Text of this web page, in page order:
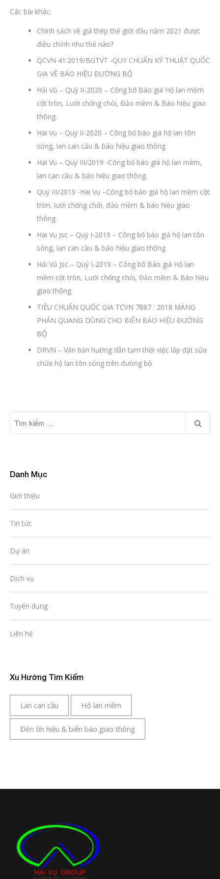
Các bài khác:
Chính sách về giá thép thế giới đầu năm 2021 được
điều chỉnh như thế nào?
QCVN 41:2019/BGTVT -QUY CHUẨN KỸ THUẬT QUỐC
GIA VỀ BÁO HIỆU ĐƯỜNG BỘ
Hải Vũ – Quý II-2020 – Công bố Báo giá Hộ lan mềm
cột tròn, Lưới chống chói, Đảo mềm & Báo hiệu giao
thông.
Hai Vu – Quý II-2020 – Công bố báo giá hộ lan tôn
sóng, lan can cầu & báo hiệu giao thông
Hai Vu – Quý III/2019 -Công bố báo giá hộ lan mềm,
lan can cầu & báo hiệu giao thông.
Quý III/2019 -Hai Vu –Công bố báo giá hộ lan mềm cột
tròn, lưới chống chói, đảo mềm & báo hiệu giao
thông.
Hai Vu Jsc – Quý I-2019 – Công bố báo giá hộ lan tôn
sóng, lan can cầu & báo hiệu giao thông
Hải Vũ Jsc – Quý I-2019 – Công bố Báo giá Hộ lan
mềm cột tròn, Lưới chống chói, Đảo mềm & Báo hiệu
giao thông
TIÊU CHUẨN QUỐC GIA TCVN 7887 : 2018 MÀNG
PHẢN QUANG DÙNG CHO BIỂN BÁO HIỆU ĐƯỜNG
BỘ
DRVN – Văn bản hướng dẫn tạm thời việc lắp đặt sửa
chữa hộ lan tôn sóng trên đường bộ
Danh Mục
Giới thiệu
Tin tức
Dự án
Dịch vụ
Tuyển dụng
Liên hệ
Xu Hướng Tìm Kiếm
Lan can cầu Hộ lan mềm
Đèn tín hiệu & biển báo giao thông